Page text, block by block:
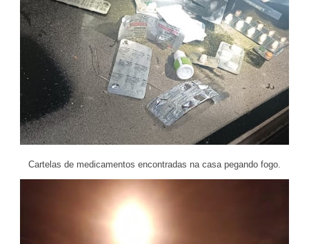
Cartelas de medicamentos encontradas na casa pegando fogo.